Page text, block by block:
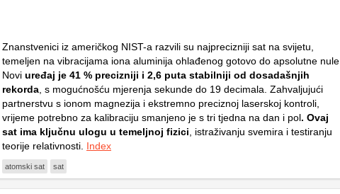
Znanstvenici iz američkog NIST-a razvili su najprecizniji sat na svijetu,
temeljen na vibracijama iona aluminija ohlađenog gotovo do apsolutne nule.
Novi uređaj je 41 % precizniji i 2,6 puta stabilniji od dosadašnjih
rekorda , s mogućnošću mjerenja sekunde do 19 decimala. Zahvaljujući
partnerstvu s ionom magnezija i ekstremno preciznoj laserskoj kontroli,
vrijeme potrebno za kalibraciju smanjeno je s tri tjedna na dan i pol. Ovaj
sat ima ključnu ulogu u temeljnoj fizici , istraživanju svemira i testiranju
teorije relativnosti. Index
atomski sat sat